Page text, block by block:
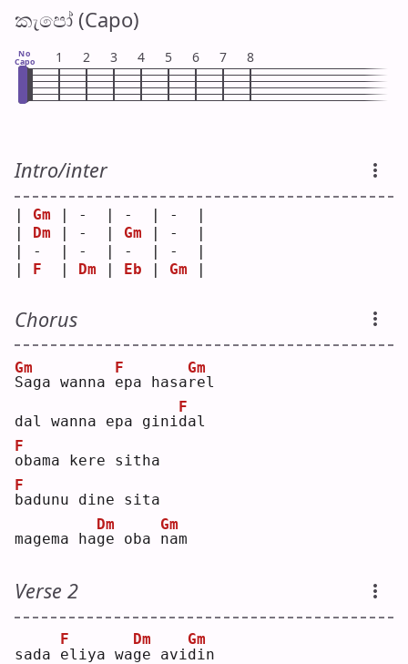
කැපෝ (Capo)
No
Capo 1 2 3 4 5 6 7 8
Intro/inter
Gm | -  | -  | -  |
Dm | -  | Gm | -  |
| -  | -  | -  | -  |
F Dm Eb Gm
Chorus
S
Gm
aga wanna e
F
pa hasar
Gm
el
dal wanna epa ginid
F
al
o
F
bama kere sitha
b
F
adunu dine sita
magema hag
Dm
e oba n
Gm
am
Verse 2
sada e
F
liya wag
Dm
e avi d
Gm
in